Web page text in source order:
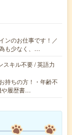
ンのお仕事です！／
も少なく、…
スキル不要 / 英語力
持ちの方！・年齢不
や履歴書…